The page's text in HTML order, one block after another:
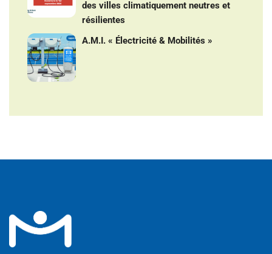
des villes climatiquement neutres et
résilientes
A.M.I. « Électricité & Mobilités »